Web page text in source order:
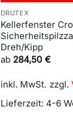
DRUTEX
Kellerfenster
Dreh/Kipp
ab 284,50 €
inkl. MwSt. zzgl.
Lieferzeit: 4-6